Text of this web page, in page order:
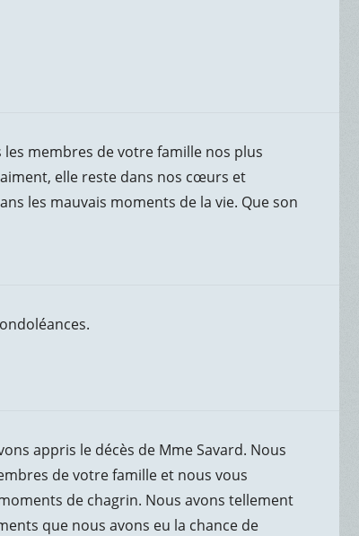
les membres de votre famille nos plus
elle reste dans nos cœurs et
les mauvais moments de la vie. Que son
appris le décès de Mme Savard. Nous
de votre famille et nous vous
de chagrin. Nous avons tellement
que nous avons eu la chance de